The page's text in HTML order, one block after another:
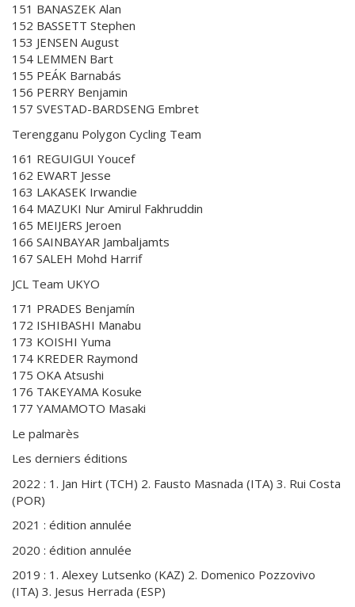
151 BANASZEK Alan
152 BASSETT Stephen
153 JENSEN August
154 LEMMEN Bart
155 PEÁK Barnabás
156 PERRY Benjamin
157 SVESTAD-BARDSENG Embret
Terengganu Polygon Cycling Team
161 REGUIGUI Youcef
162 EWART Jesse
163 LAKASEK Irwandie
164 MAZUKI Nur Amirul Fakhruddin
165 MEIJERS Jeroen
166 SAINBAYAR Jambaljamts
167 SALEH Mohd Harrif
JCL Team UKYO
171 PRADES Benjamín
172 ISHIBASHI Manabu
173 KOISHI Yuma
174 KREDER Raymond
175 OKA Atsushi
176 TAKEYAMA Kosuke
177 YAMAMOTO Masaki
Le palmarès
Les derniers éditions
2022 : 1. Jan Hirt (TCH) 2. Fausto Masnada (ITA) 3. Rui Costa
(POR)
2021 : édition annulée
2020 : édition annulée
2019 : 1. Alexey Lutsenko (KAZ) 2. Domenico Pozzovivo
(ITA) 3. Jesus Herrada (ESP)